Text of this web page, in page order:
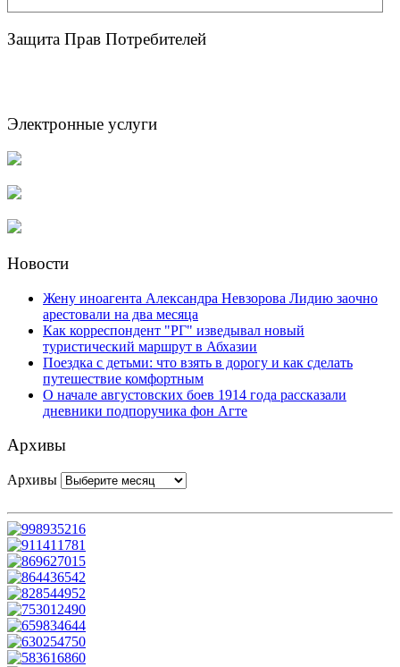
Защита Прав Потребителей
Электронные услуги
Новости
Жену иноагента Александра Невзорова Лидию заочно
арестовали на два месяца
Как корреспондент "РГ" изведывал новый
туристический маршрут в Абхазии
Поездка с детьми: что взять в дорогу и как сделать
путешествие комфортным
О начале августовских боев 1914 года рассказали
дневники подпоручика фон Агте
Архивы
Архивы